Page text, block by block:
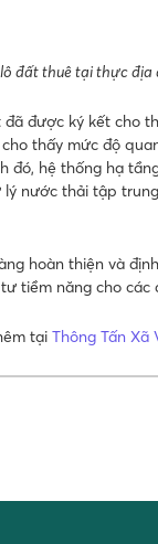
đất thuê tại thực
được ký kết cho
thấy mức độ
đó, hệ thống hạ
nước thải tập
hoàn thiện và
tiềm năng cho
tại Thông Tấn Xã